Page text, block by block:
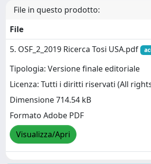
File in questo prodotto:
File
5. OSF_2_2019 Ricerca Tosi USA.pdf
Tipologia: Versione finale editoriale
Licenza: Tutti i diritti riservati (All
Dimensione 714.54 kB
Formato Adobe PDF
Visualizza/Apri